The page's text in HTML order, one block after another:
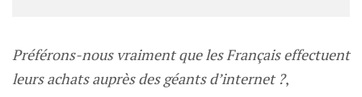
Préférons-nous vraiment que les Français effectuent
leurs achats auprès des géants d’internet ?,